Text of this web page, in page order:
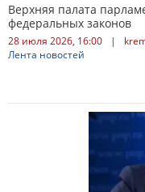
Верхняя палата
федеральных законов
28 июля 2026, 16:00 |
Лента новостей